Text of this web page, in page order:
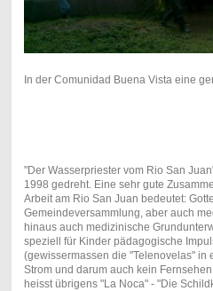
In der Comunidad Buena Vista eine
"Der Wasserpriester vom Rio San
1998 gedreht. Eine sehr gute
Arbeit am Rio San Juan bedeutet:
Gemeindeversammlung, aber auch
hinaus auch medizinische
speziell für Kinder pädagogische
(gewissermassen die "Telenovelas" in
Strom und darum auch kein
heisst übrigens "La Noca" - "Die